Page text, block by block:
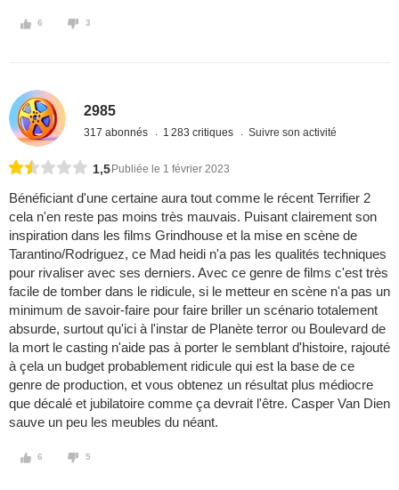
6 3
2985
317 abonnés 1 283 critiques Suivre son activité
1,5 Publiée le 1 février 2023
Bénéficiant d'une certaine aura tout comme le récent Terrifier 2
cela n'en reste pas moins très mauvais. Puisant clairement son
inspiration dans les films Grindhouse et la mise en scène de
Tarantino/Rodriguez, ce Mad heidi n'a pas les qualités techniques
pour rivaliser avec ses derniers. Avec ce genre de films c'est très
facile de tomber dans le ridicule, si le metteur en scène n'a pas un
minimum de savoir-faire pour faire briller un scénario totalement
absurde, surtout qu'ici à l'instar de Planète terror ou Boulevard de
la mort le casting n'aide pas à porter le semblant d'histoire, rajouté
à çela un budget probablement ridicule qui est la base de ce
genre de production, et vous obtenez un résultat plus médiocre
que décalé et jubilatoire comme ça devrait l'être. Casper Van Dien
sauve un peu les meubles du néant.
6 5